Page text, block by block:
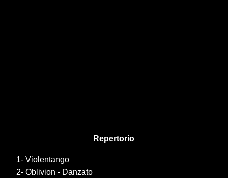
Repertorio
1- Violentango
2- Oblivion - Danzato